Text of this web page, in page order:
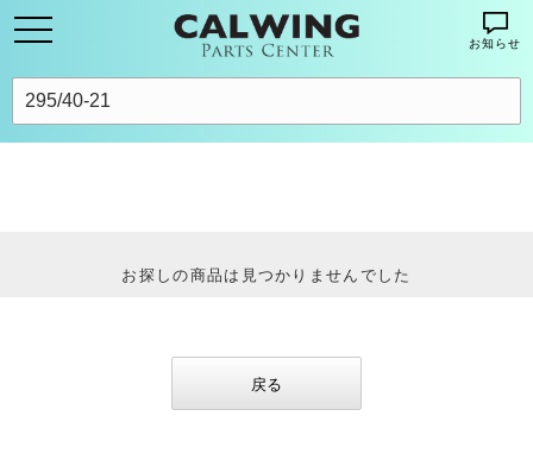
お知らせ
お探しの商品は見つかりませんでした
戻る